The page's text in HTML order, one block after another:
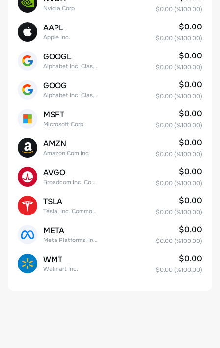
Nvidia Corp $0.00 (%100.00)
AAPL
Apple Inc.
$0.00
$0.00 (%100.00)
GOOGL
Alphabet Inc. Class A Common Stock
$0.00
$0.00 (%100.00)
GOOG
Alphabet Inc. Class C Capital Stock
$0.00
$0.00 (%100.00)
MSFT
Microsoft Corp
$0.00
$0.00 (%100.00)
AMZN
Amazon.Com Inc
$0.00
$0.00 (%100.00)
AVGO
Broadcom Inc. Common Stock
$0.00
$0.00 (%100.00)
TSLA
Tesla, Inc. Common Stock
$0.00
$0.00 (%100.00)
META
Meta Platforms, Inc. Class A Common Stock
$0.00
$0.00 (%100.00)
WMT
Walmart Inc.
$0.00
$0.00 (%100.00)